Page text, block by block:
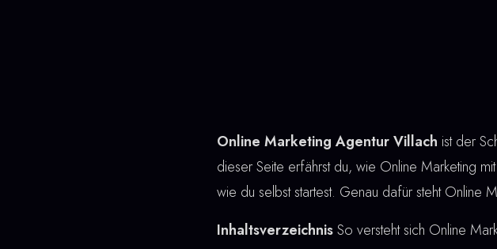
Online Marketing Agentur Villach ist der
dieser Seite erfährst du, wie Online Marketing
wie du selbst startest. Genau dafür steht Online
InhaltsverzeichnisSo versteht sich Online